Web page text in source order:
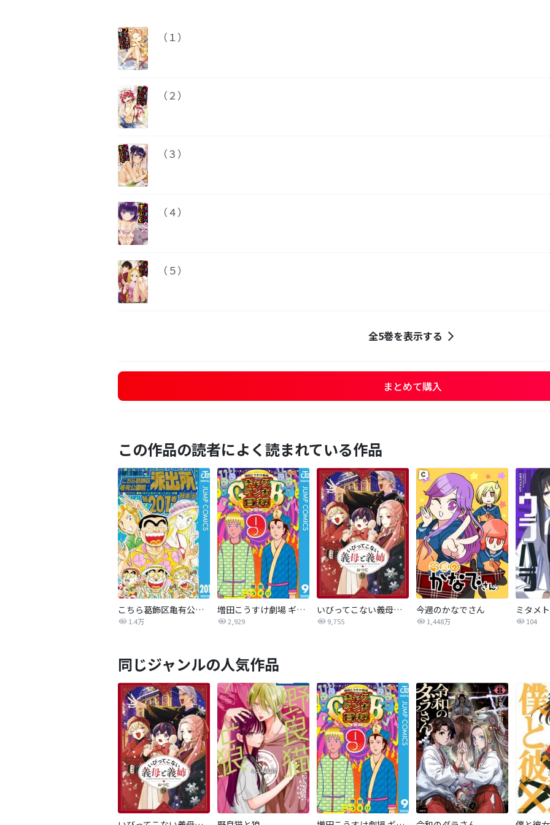
（１）
（２）
（３）
（４）
（５）
全5巻を表示する
まとめて購入
この作品の読者によく読まれている作品
こちら葛飾区亀有公園前派出所
1.4万
増田こうすけ劇場 ギャグマンガ日和GB
2,929
いびってこない義母と義姉
9,755
今週のかなでさん
1,448万 104
同じジャンルの人気作品